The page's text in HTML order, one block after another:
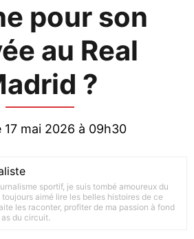
pour son
au Real
?
17 mai 2026 à 09h30
sportif, je suis tombé amoureux du
aimé lire les belles histoires de ce
les raconter, profiter de ma passion à fond
du circuit.